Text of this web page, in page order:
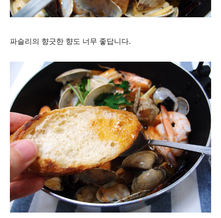
파슬리의 향긋한 향도 너무 좋답니다.